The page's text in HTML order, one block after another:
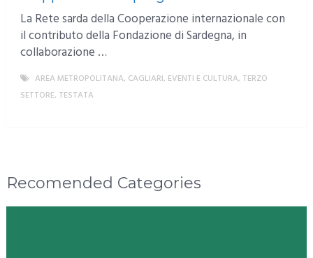
La Rete sarda della Cooperazione internazionale con
il contributo della Fondazione di Sardegna, in
collaborazione …
AREA METROPOLITANA, CAGLIARI, EVENTI E CULTURA, TERZO
SETTORE, TESTATA
Recomended Categories